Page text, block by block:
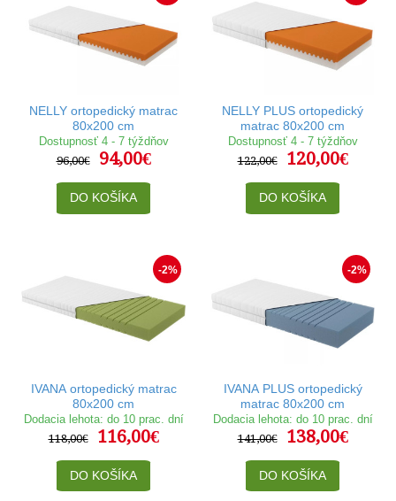
NELLY ortopedický matrac
80x200 cm
Dostupnosť 4 - 7 týždňov
96,00€
94,00€
DO KOŠÍKA
NELLY PLUS ortopedický
matrac 80x200 cm
Dostupnosť 4 - 7 týždňov
122,00€
120,00€
DO KOŠÍKA
-2%
IVANA ortopedický matrac
80x200 cm
Dodacia lehota: do 10 prac. dní
118,00€
116,00€
DO KOŠÍKA
-2%
IVANA PLUS ortopedický
matrac 80x200 cm
Dodacia lehota: do 10 prac. dní
141,00€
138,00€
DO KOŠÍKA